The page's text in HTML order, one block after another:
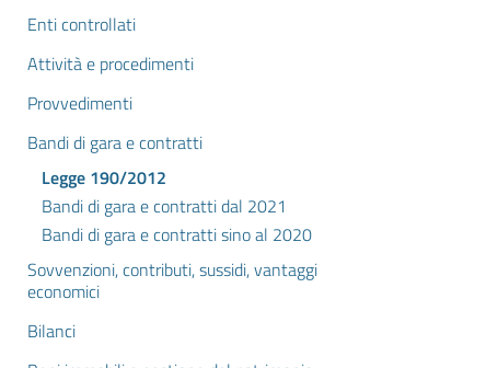
Enti controllati
Attività e procedimenti
Provvedimenti
Bandi di gara e contratti
Legge 190/2012
Bandi di gara e contratti dal 2021
Bandi di gara e contratti sino al 2020
Sovvenzioni, contributi, sussidi, vantaggi
economici
Bilanci